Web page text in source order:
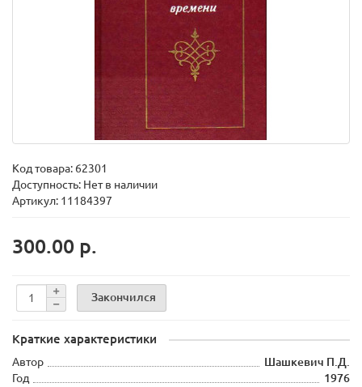
Код товара: 62301
Доступность: Нет в наличии
Артикул: 11184397
300.00 р.
Закончился
Краткие характеристики
Автор
Шашкевич П.Д.
Год
1976